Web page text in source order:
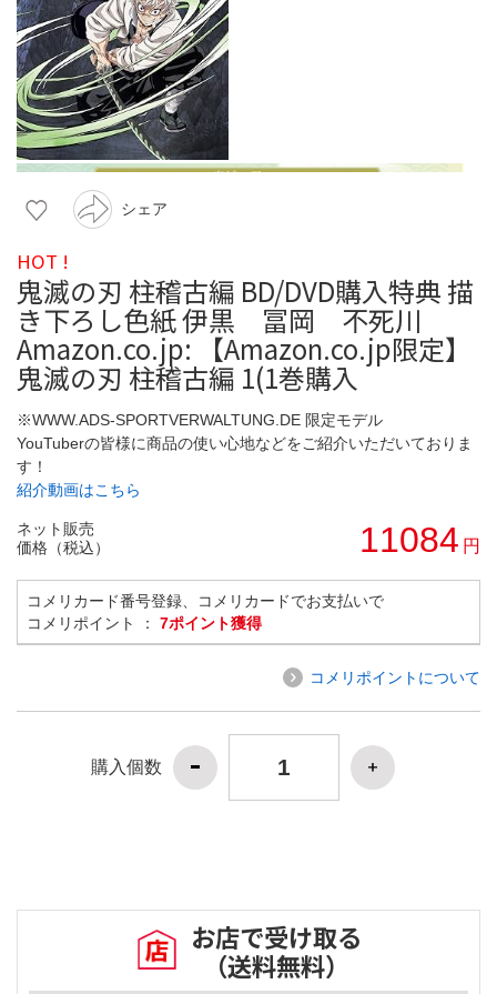
シェア
HOT !
鬼滅の刃 柱稽古編 BD/DVD購入特典 描
き下ろし色紙 伊黒 冨岡 不死川
Amazon.co.jp: 【Amazon.co.jp限定】
鬼滅の刃 柱稽古編 1(1巻購入
※WWW.ADS-SPORTVERWALTUNG.DE 限定モデル
YouTuberの皆様に商品の使い心地などをご紹介いただいておりま
す！
紹介動画はこちら
ネット販売
価格（税込）
11084 円
コメリカード番号登録、コメリカードでお支払いで
コメリポイント ： 7ポイント獲得
コメリポイントについて
購入個数
お店で受け取る
（送料無料）